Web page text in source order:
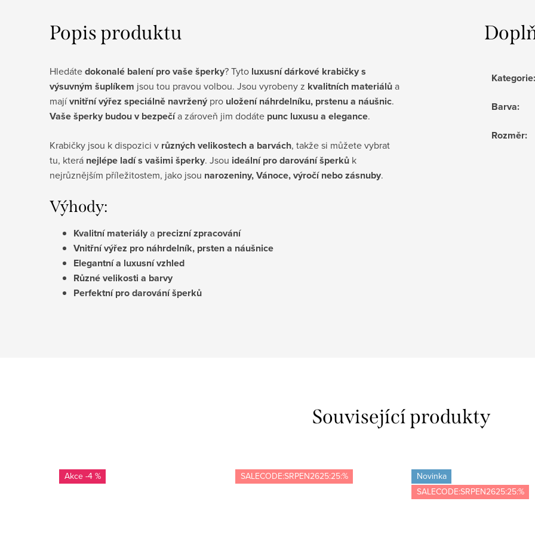
Popis produktu
Hledátedokonalé balení pro vaše šperky? Tyto luxusní dárkové krabičky s
výsuvným šuplíkem jsou tou pravou volbou. Jsou vyrobeny z kvalitních materiálůa
majívnitřní výřez speciálně navržený pro uložení náhrdelníku, prstenu a náušnic.
Vaše šperky budou v bezpečía zároveň jim dodáte punc luxusu a elegance.
Krabičky jsou k dispozici v různých velikostech a barvách, takže si můžete vybrat
tu, která nejlépe ladí s vašimi šperky. Jsou ideální pro darování šperků k
nejrůznějším příležitostem, jako jsou narozeniny, Vánoce, výročí nebo zásnuby.
Výhody:
Kvalitní materiálya precizní zpracování
Vnitřní výřez pro náhrdelník, prsten a náušnice
Elegantní a luxusní vzhled
Různé velikosti a barvy
Perfektní pro darování šperků
Kategorie:
Barva:
Rozměr:
Související produkty
-4 % SALECODE:SRPEN2625:25:%
Novinka
SALECODE:SRPEN2625:25:%